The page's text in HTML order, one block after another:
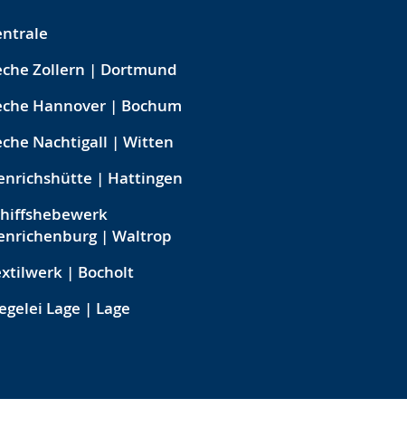
Zollern | Dortmund
Hannover | Bochum
Nachtigall | Witten
| Hattingen
| Waltrop
| Bocholt
Lage | Lage